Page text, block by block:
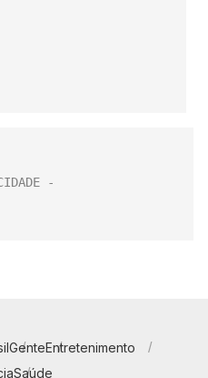
GenteEntretenimento
Saúde